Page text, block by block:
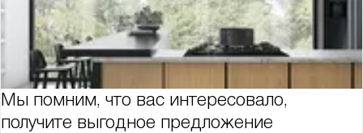
Мы помним, что вас интересовало,
получите выгодное предложение